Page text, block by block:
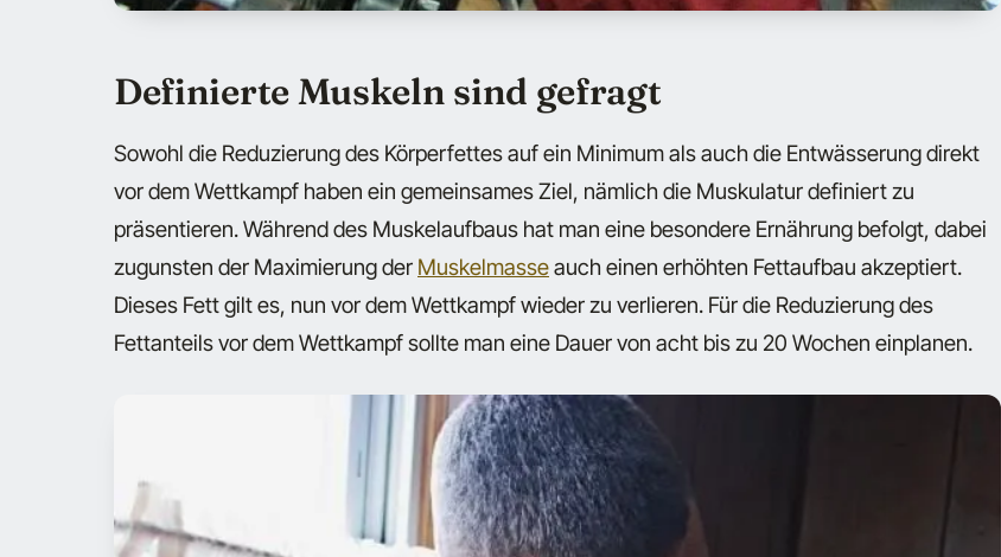
Definierte Muskeln sind gefragt
Sowohl die Reduzierung des Körperfettes auf ein Minimum als auch die Entwässerung direkt
vor dem Wettkampf haben ein gemeinsames Ziel, nämlich die Muskulatur definiert zu
präsentieren. Während des Muskelaufbaus hat man eine besondere Ernährung befolgt, dabei
zugunsten der Maximierung der Muskelmasseauch einen erhöhten Fettaufbau akzeptiert.
Dieses Fett gilt es, nun vor dem Wettkampf wieder zu verlieren. Für die Reduzierung des
Fettanteils vor dem Wettkampf sollte man eine Dauer von acht bis zu 20 Wochen einplanen.